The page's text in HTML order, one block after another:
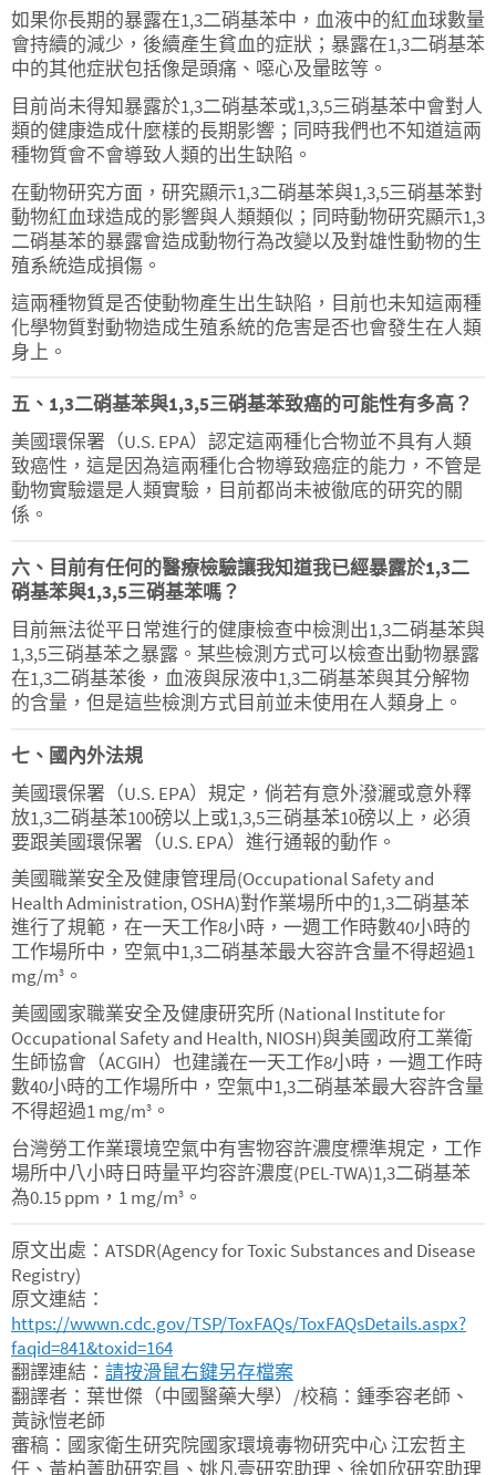
如果你長期的暴露在1,3二硝基苯中，血液中的紅血球數量
會持續的減少，後續產生貧血的症狀；暴露在1,3二硝基苯
中的其他症狀包括像是頭痛、噁心及暈眩等。
目前尚未得知暴露於1,3二硝基苯或1,3,5三硝基苯中會對人
類的健康造成什麼樣的長期影響；同時我們也不知道這兩
種物質會不會導致人類的出生缺陷。
在動物研究方面，研究顯示1,3二硝基苯與1,3,5三硝基苯對
動物紅血球造成的影響與人類類似；同時動物研究顯示1,3
二硝基苯的暴露會造成動物行為改變以及對雄性動物的生
殖系統造成損傷。
這兩種物質是否使動物產生出生缺陷，目前也未知這兩種
化學物質對動物造成生殖系統的危害是否也會發生在人類
身上。
五、1,3二硝基苯與1,3,5三硝基苯致癌的可能性有多高？
美國環保署（U.S. EPA）認定這兩種化合物並不具有人類
致癌性，這是因為這兩種化合物導致癌症的能力，不管是
動物實驗還是人類實驗，目前都尚未被徹底的研究的關
係。
六、目前有任何的醫療檢驗讓我知道我已經暴露於1,3二
硝基苯與1,3,5三硝基苯嗎？
目前無法從平日常進行的健康檢查中檢測出1,3二硝基苯與
1,3,5三硝基苯之暴露。某些檢測方式可以檢查出動物暴露
在1,3二硝基苯後，血液與尿液中1,3二硝基苯與其分解物
的含量，但是這些檢測方式目前並未使用在人類身上。
七、國內外法規
美國環保署（U.S. EPA）規定，倘若有意外潑灑或意外釋
放1,3二硝基苯100磅以上或1,3,5三硝基苯10磅以上，必須
要跟美國環保署（U.S. EPA）進行通報的動作。
美國職業安全及健康管理局(Occupational Safety and
Health Administration, OSHA)對作業場所中的1,3二硝基苯
進行了規範，在一天工作8小時，一週工作時數40小時的
工作場所中，空氣中1,3二硝基苯最大容許含量不得超過1
mg/m3 。
美國國家職業安全及健康研究所 (National Institute for
Occupational Safety and Health, NIOSH)與美國政府工業衛
生師協會（ACGIH）也建議在一天工作8小時，一週工作時
數40小時的工作場所中，空氣中1,3二硝基苯最大容許含量
不得超過1 mg/m3 。
台灣勞工作業環境空氣中有害物容許濃度標準規定，工作
場所中八小時日時量平均容許濃度(PEL-TWA)1,3二硝基苯
為0.15 ppm，1 mg/m3 。
原文出處：ATSDR(Agency for Toxic Substances and Disease
Registry)
原文連結：
https://wwwn.cdc.gov/TSP/ToxFAQs/ToxFAQsDetails.aspx?
faqid=841&toxid=164
翻譯連結： 請按滑鼠右鍵另存檔案
翻譯者：葉世傑（中國醫藥大學）/校稿：鍾季容老師、
黃詠愷老師
審稿：國家衛生研究院國家環境毒物研究中心 江宏哲主
任、黃柏菁助研究員、姚凡壹研究助理、徐如欣研究助理